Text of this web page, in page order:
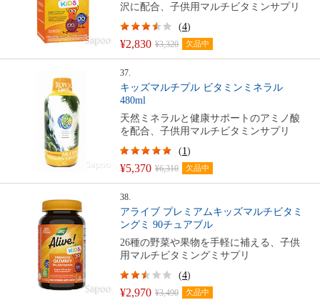
沢に配合、子供用マルチビタミンサプリ
¥2,830 ¥3,320 欠品中
(4)
37.
キッズマルチプル ビタミンミネラル
480ml
天然ミネラルと健康サポートのアミノ酸
を配合、子供用マルチビタミンサプリ
¥5,370 ¥6,310 欠品中
(1)
38.
アライブ プレミアムキッズマルチビタミ
ングミ 90チュアブル
26種の野菜や果物を手軽に補える、子供
用マルチビタミングミサプリ
¥2,970 ¥3,490 欠品中
(4)